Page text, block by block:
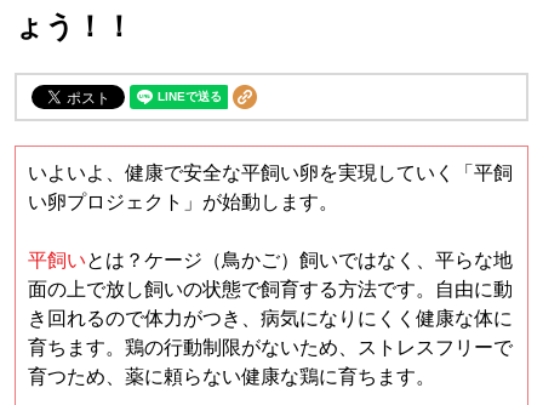
ょう！！
いよいよ、健康で安全な平飼い卵を実現していく「平飼
い卵プロジ ェクト」が始動します。
平飼いとは？ケージ （鳥かご）飼いではなく、平らな地
面の上で放し飼いの状態で飼育する方法です。自由に動
き回れるので体力がつき、病気になりにくく健康な体に
育ちます。鶏の行動制限がないため、ストレスフリーで
育つため、薬に頼らない健康な鶏に育ちます。